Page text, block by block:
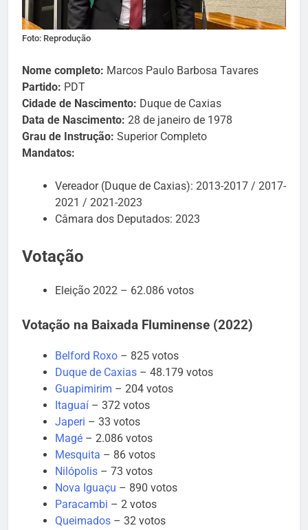
Foto: Reprodução
Nome completo: Marcos Paulo Barbosa Tavares
Partido: PDT
Cidade de Nascimento: Duque de Caxias
Data de Nascimento: 28 de janeiro de 1978
Grau de Instrução: Superior Completo
Mandatos:
Vereador (Duque de Caxias): 2013-2017 / 2017-
2021 / 2021-2023
Câmara dos Deputados: 2023
Votação
Eleição 2022 – 62.086 votos
Votação na Baixada Fluminense (2022)
Belford Roxo – 825 votos
Duque de Caxias – 48.179 votos
Guapimirim – 204 votos
Itaguaí – 372 votos
Japeri – 33 votos
Magé – 2.086 votos
Mesquita – 86 votos
Nilópolis – 73 votos
Nova Iguaçu – 890 votos
Paracambi – 2 votos
Queimados – 32 votos